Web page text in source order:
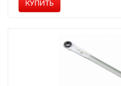
КУПИТЬ